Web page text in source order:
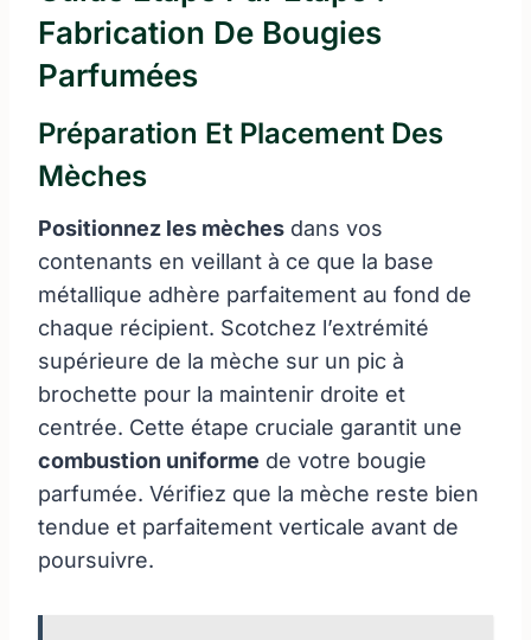
Fabrication De Bougies
Parfumées
Préparation Et Placement Des
Mèches
Positionnez les mèches dans vos
contenants en veillant à ce que la base
métallique adhère parfaitement au fond de
chaque récipient. Scotchez l’extrémité
supérieure de la mèche sur un pic à
brochette pour la maintenir droite et
centrée. Cette étape cruciale garantit une
combustion uniforme de votre bougie
parfumée. Vérifiez que la mèche reste bien
tendue et parfaitement verticale avant de
poursuivre.